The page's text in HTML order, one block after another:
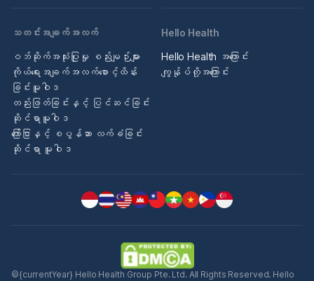
သတင်းအချက်အလက်
ဝဘ်ဆိုက်အသုံးပြုမှု စည်းမျဉ်းများ
ကိုယ်ရေးအချက်အလက်စောင့်ထိန်း
ခြင်းမူဝါဒ
တည်းဖြတ်ခြင်းနှင့် ပြင်ဆင်ခြင်း
ဆိုင်ရာမူဝါဒ
ကြော်ငြာနှင့် စပွန်ဆာ လက်ခံခြင်း
ဆိုင်ရာ မူဝါဒ
Hello Health
Hello Health အကြောင်း
ကျွန်ုပ်တို့အကြောင်း
©{currentYear} Hello Health Group Pte. Ltd. All Rights Reserved. Hello